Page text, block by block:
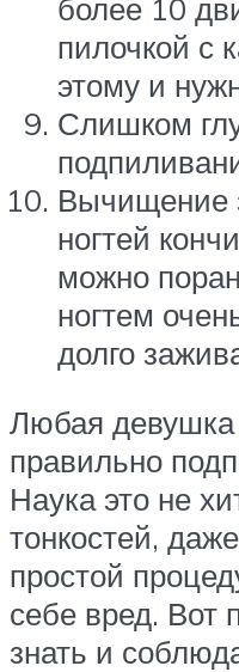
более 10
пилочкой с
этому и
Слишком
Вычищение
ногтей
можно
ногтем
долго
Любая девушка
правильно
Наука это не
тонкостей,
простой
себе вред. Вот
знать и